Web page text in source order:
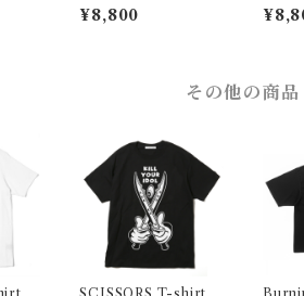
-shirt
¥8,800
その他の商品